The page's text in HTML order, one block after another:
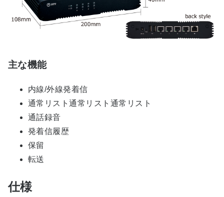
主な機能
内線/外線発着信
通常リスト通常リスト通常リスト
通話録音
発着信履歴
保留
転送
仕様